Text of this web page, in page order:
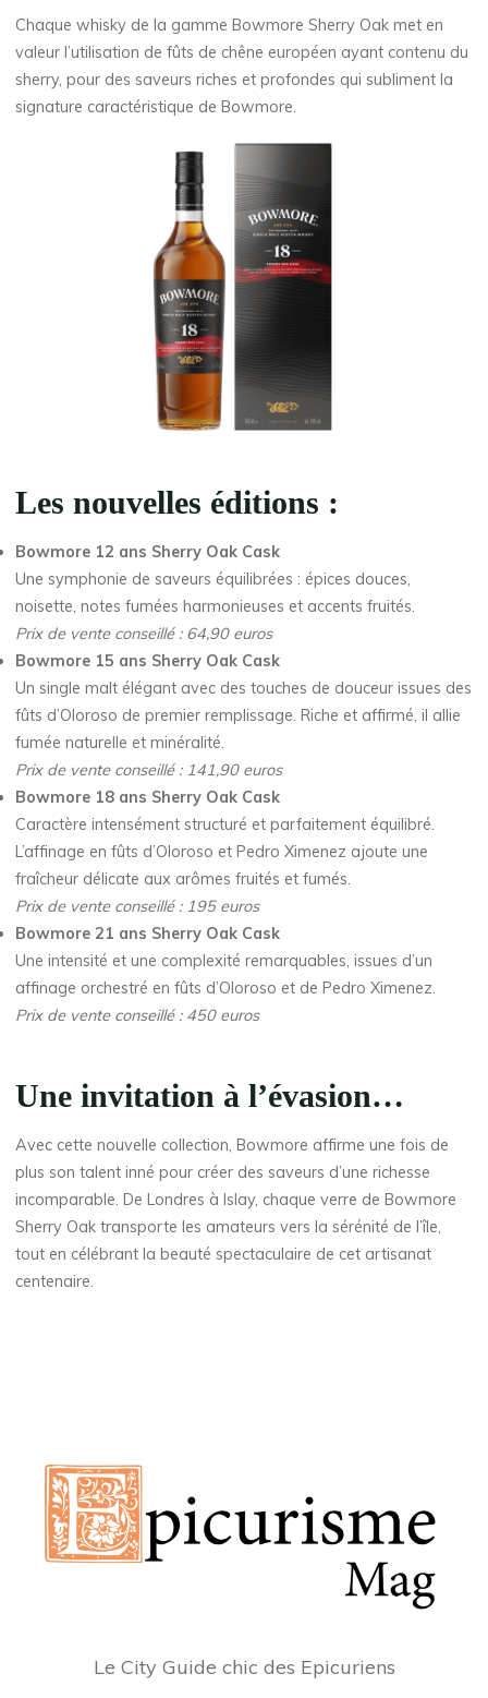
Chaque whisky de la gamme Bowmore Sherry Oak met en
valeur l’utilisation de fûts de chêne européen ayant contenu du
sherry, pour des saveurs riches et profondes qui subliment la
signature caractéristique de Bowmore.
Les nouvelles éditions :
Bowmore 12 ans Sherry Oak Cask
Une symphonie de saveurs équilibrées : épices douces,
noisette, notes fumées harmonieuses et accents fruités.
Prix de vente conseillé : 64,90 euros
Bowmore 15 ans Sherry Oak Cask
Un single malt élégant avec des touches de douceur issues des
fûts d’Oloroso de premier remplissage. Riche et affirmé, il allie
fumée naturelle et minéralité.
Prix de vente conseillé : 141,90 euros
Bowmore 18 ans Sherry Oak Cask
Caractère intensément structuré et parfaitement équilibré.
L’affinage en fûts d’Oloroso et Pedro Ximenez ajoute une
fraîcheur délicate aux arômes fruités et fumés.
Prix de vente conseillé : 195 euros
Bowmore 21 ans Sherry Oak Cask
Une intensité et une complexité remarquables, issues d’un
affinage orchestré en fûts d’Oloroso et de Pedro Ximenez.
Prix de vente conseillé : 450 euros
Une invitation à l’évasion…
Avec cette nouvelle collection, Bowmore affirme une fois de
plus son talent inné pour créer des saveurs d’une richesse
incomparable. De Londres à Islay, chaque verre de Bowmore
Sherry Oak transporte les amateurs vers la sérénité de l’île,
tout en célébrant la beauté spectaculaire de cet artisanat
centenaire.
Le City Guide chic des Epicuriens